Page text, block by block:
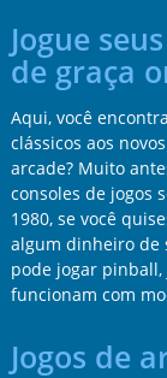
Jogue
de graça
Aqui, você
clássicos aos
arcade? Muito
consoles de jogos
1980, se você
algum dinheiro de
pode jogar pinball,
funcionam com
Jogos de